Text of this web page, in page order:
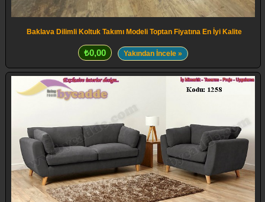
Baklava Dilimli Koltuk Takımı Modeli Toptan Fiyatına En İyi Kalite
₺0,00 Yakından İncele »